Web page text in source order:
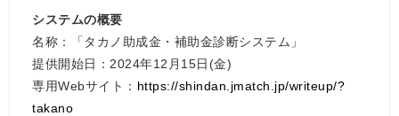
システムの概要
名称：「タカノ助成金・補助金診断システム」
提供開始日：2024年12月15日(金)
専用Webサイト： https://shindan.jmatch.jp/writeup/?
takano